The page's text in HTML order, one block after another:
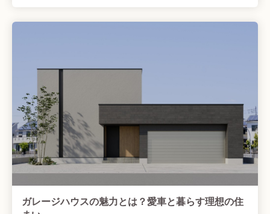
ガレージハウスの魅力とは？愛車と暮らす理想の住